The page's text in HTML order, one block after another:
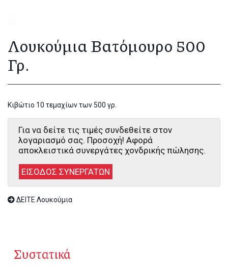
Λουκούμια Βατόμουρο 500
Γρ.
Κιβώτιο 10 τεμαχίων των 500 γρ.
Για να δείτε τις τιμές συνδεθείτε στον
λογαριασμό σας. Προσοχή! Αφορά
αποκλειστικά συνεργάτες χονδρικής πώλησης.
ΕΙΣΟΔΟΣ ΣΥΝΕΡΓΑΤΩΝ
ΔΕΙΤΕ Λουκούμια
Συστατικά